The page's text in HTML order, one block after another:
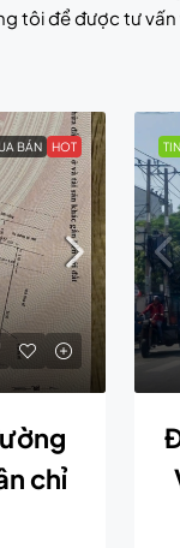
tôi để được tư
BÁN HOT
chỉ